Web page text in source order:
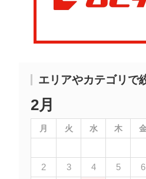
エリアやカテゴリで
2月
月 火 水 木
2
3 4 5 6